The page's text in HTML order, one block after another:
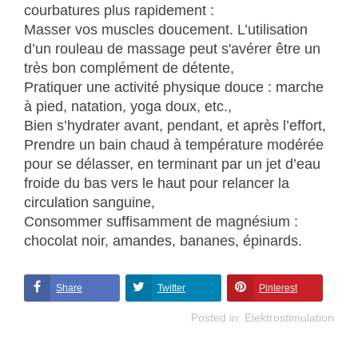
courbatures plus rapidement :
Masser vos muscles doucement. L’utilisation
d’un rouleau de massage peut s'avérer être un
très bon complément de détente,
Pratiquer une activité physique douce : marche
à pied, natation, yoga doux, etc.,
Bien s’hydrater avant, pendant, et après l’effort,
Prendre un bain chaud à température modérée
pour se délasser, en terminant par un jet d’eau
froide du bas vers le haut pour relancer la
circulation sanguine,
Consommer suffisamment de magnésium :
chocolat noir, amandes, bananes, épinards.
Share Twitter Pinterest
Posted in: Elektrostimulation